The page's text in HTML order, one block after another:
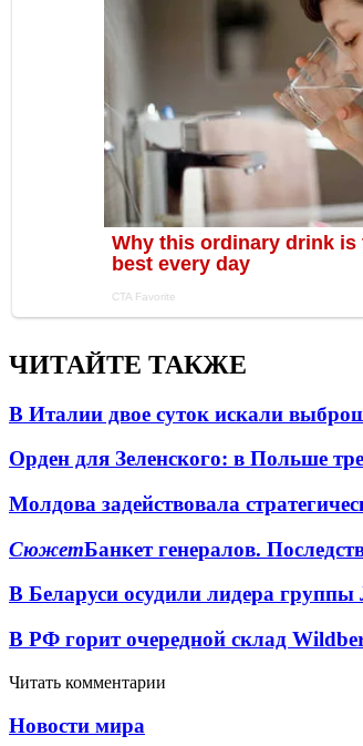
ЧИТАЙТЕ ТАКЖЕ
В Италии двое суток искали
Орден для Зеленского: в Польше
Молдова задействовала
СюжетБанкет генералов.
В Беларуси осудили лидера
В РФ горит очередной склад
Читать комментарии
Новости мира